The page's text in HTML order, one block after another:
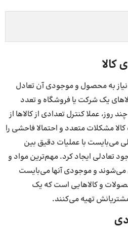
کالا
به محصول و موجودی آن تعادل
یک شرکت یا فروشگاه و تعدد
روز، عملا کنترل تعدادی از کالاها از
مشکلات متعدد و احتمالا فاحشی را
می‌بایست با عملیات دقیق بین
تعادلی ایجاد کرد. مهم‌ترین مواد و
می‌شوند و موجودی آنها می‌بایست
و کالاهایی است که یک
تهیه می‌کنند.